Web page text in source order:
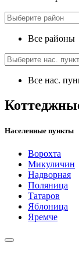
Все районы
Все нас.
Населенные пункты
Ворохта
Микуличин
Надворная
Поляница
Татаров
Яблоница
Яремче